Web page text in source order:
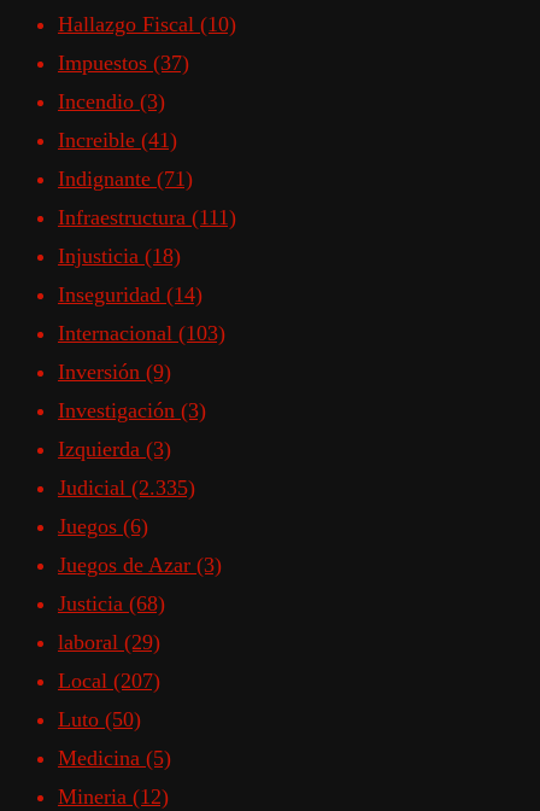
Hallazgo Fiscal (10)
Impuestos (37)
Incendio (3)
Increible (41)
Indignante (71)
Infraestructura (111)
Injusticia (18)
Inseguridad (14)
Internacional (103)
Inversión (9)
Investigación (3)
Izquierda (3)
Judicial (2.335)
Juegos (6)
Juegos de Azar (3)
Justicia (68)
laboral (29)
Local (207)
Luto (50)
Medicina (5)
Mineria (12)